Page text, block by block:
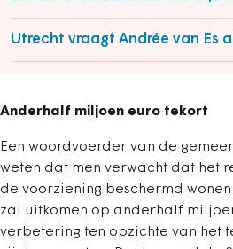
Utrecht vraagt Andrée van Es
Anderhalf miljoen euro tekort
Een woordvoerder van de
weten dat men verwacht dat het
de voorziening beschermd
zal uitkomen op anderhalf
verbetering ten opzichte van het